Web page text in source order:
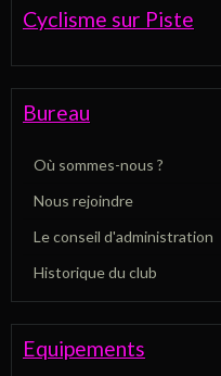
Cyclisme sur Piste
Bureau
Où sommes-nous ?
Nous rejoindre
Le conseil d'administration
Historique du club
Equipements